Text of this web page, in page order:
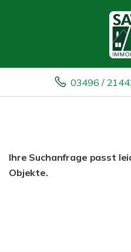
03496 /
Ihre Suchanfrage passt
Objekte.